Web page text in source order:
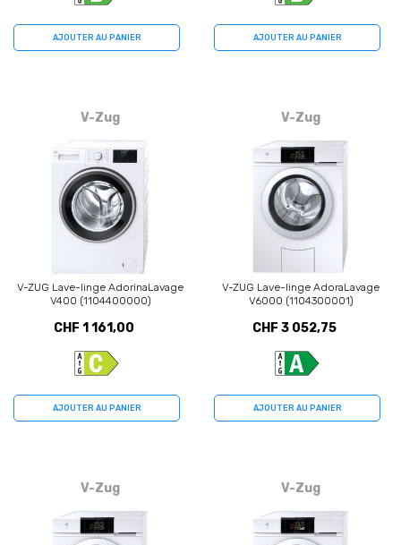
AJOUTER AU PANIER AJOUTER AU PANIER
V-Zug
V-ZUG Lave-linge AdorinaLavage
V400 (1104400000)
CHF 1 161,00
AJOUTER AU PANIER
V-Zug
V-ZUG Lave-linge AdoraLavage
V6000 (1104300001)
CHF 3 052,75
AJOUTER AU PANIER
V-Zug V-Zug